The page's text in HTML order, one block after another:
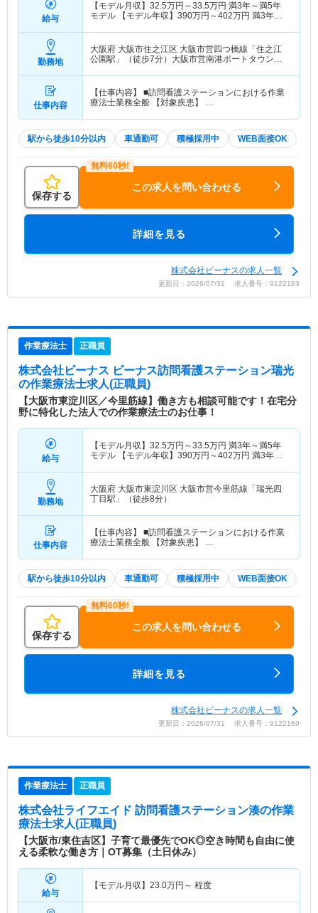
給与
【モデル月収】 32.5万円～33.5万円 満3年～満5年
モデル 【モデル年収】 390万円～402万円 満3年～
勤務地
大阪府 大阪市住之江区 大阪市営四つ橋線「住之江
公園駅」（徒歩7分）大阪市営南港ポートタウン線
仕事内容
【仕事内容】 ■訪問看護ステーションにおける作業
療法士業務全般 【対象疾患】 …
駅から徒歩10分以内 車通勤可 積極採用中 WEB面接OK
保存する
この求人を問い合わせる
詳細を見る
株式会社ビーナスの求人一覧
更新日：2026/07/31 求人番号：9122183
作業療法士 正職員
株式会社ビーナス ビーナス訪問看護ステーション瑞光
の作業療法士求人(正職員)
【大阪市東淀川区／今里筋線】働き方も相談可能です！在宅分
野に特化した法人での作業療法士のお仕事！
給与
【モデル月収】 32.5万円～33.5万円 満3年～満5年
モデル 【モデル年収】 390万円～402万円 満3年～
勤務地
大阪府 大阪市東淀川区 大阪市営今里筋線「瑞光四
丁目駅」（徒歩8分）
仕事内容
【仕事内容】 ■訪問看護ステーションにおける作業
療法士業務全般 【対象疾患】 …
駅から徒歩10分以内 車通勤可 積極採用中 WEB面接OK
保存する
この求人を問い合わせる
詳細を見る
株式会社ビーナスの求人一覧
更新日：2026/07/31 求人番号：9122169
作業療法士 正職員
株式会社ライフエイド 訪問看護ステーション湊の作業
療法士求人(正職員)
【大阪市/東住吉区】子育て最優先でOK◎空き時間も自由に使
える柔軟な働き方｜OT募集（土日休み）
給与
【モデル月収】 23.0万円～ 程度